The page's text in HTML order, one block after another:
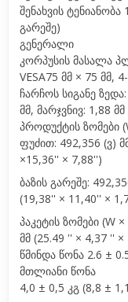
შენახვის
გარეშე)
გენერალი
კორპუსის მასალა
VESA75 მმ × 75 მმ,
ჩარჩოს სიგანე
მმ, მარჯვნივ: 1,88 მმ
პროდუქტის ზომები
ფუძით: 492,356 (ვ)
×15,36'' × 7,88'')
ბაზის გარეშე:
(19,38'' × 11,40'' ×
პაკეტის ზომები (W
მმ (25.49 '' × 4,37 '' ×
წმინდა წონა 2.6 ±
მთლიანი წონა
4,0 ± 0,5 კგ (8,8 ±